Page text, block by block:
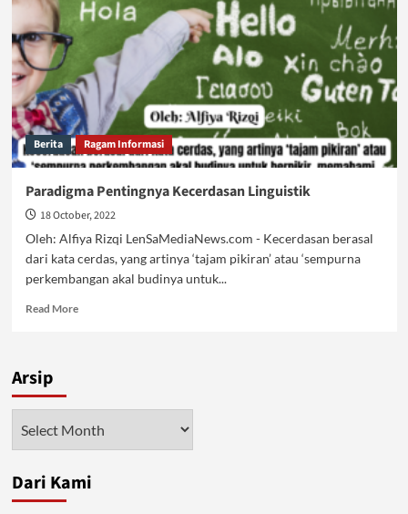
Berita Ragam Informasi
Paradigma Pentingnya Kecerdasan Linguistik
18 October, 2022
Oleh: Alfiya Rizqi LenSaMediaNews.com - Kecerdasan berasal
dari kata cerdas, yang artinya ‘tajam pikiran’ atau ‘sempurna
perkembangan akal budinya untuk...
Read MoreRead
Linguistik
Arsip
Dari Kami